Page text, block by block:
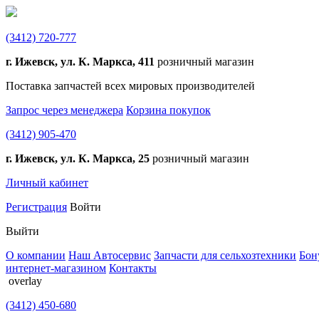
(3412) 720-777
г. Ижевск, ул. К. Маркса, 411 розничный магазин
Поставка запчастей всех мировых производителей
Запрос через менеджера Корзина покупок
(3412) 905-470
г. Ижевск, ул. К. Маркса, 25 розничный магазин
Личный кабинет
Регистрация Войти
Выйти
О компании Наш Автосервис Запчасти для сельхозтехники
интернет-магазином Контакты
overlay
(3412) 450-680